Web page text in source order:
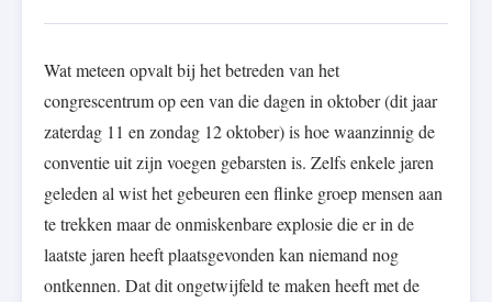
Wat meteen opvalt bij het betreden van het
congrescentrum op een van die dagen in oktober (dit jaar
zaterdag 11 en zondag 12 oktober) is hoe waanzinnig de
conventie uit zijn voegen gebarsten is. Zelfs enkele jaren
geleden al wist het gebeuren een flinke groep mensen aan
te trekken maar de onmiskenbare explosie die er in de
laatste jaren heeft plaatsgevonden kan niemand nog
ontkennen. Dat dit ongetwijfeld te maken heeft met de